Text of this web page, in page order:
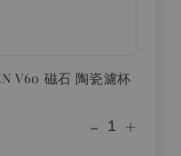
V60 磁石 陶瓷濾杯
- +